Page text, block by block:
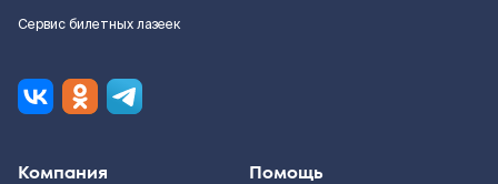
Сервис билетных лазеек
Компания Помощь